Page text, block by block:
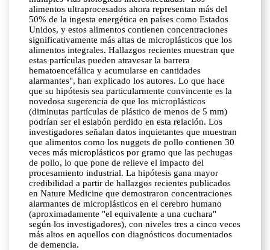
alimentos ultraprocesados ahora representan más del
50% de la ingesta energética en países como Estados
Unidos, y estos alimentos contienen concentraciones
significativamente más altas de microplásticos que los
alimentos integrales. Hallazgos recientes muestran que
estas partículas pueden atravesar la barrera
hematoencefálica y acumularse en cantidades
alarmantes", han explicado los autores. Lo que hace
que su hipótesis sea particularmente convincente es la
novedosa sugerencia de que los microplásticos
(diminutas partículas de plástico de menos de 5 mm)
podrían ser el eslabón perdido en esta relación. Los
investigadores señalan datos inquietantes que muestran
que alimentos como los nuggets de pollo contienen 30
veces más microplásticos por gramo que las pechugas
de pollo, lo que pone de relieve el impacto del
procesamiento industrial. La hipótesis gana mayor
credibilidad a partir de hallazgos recientes publicados
en Nature Medicine que demostraron concentraciones
alarmantes de microplásticos en el cerebro humano
(aproximadamente "el equivalente a una cuchara"
según los investigadores), con niveles tres a cinco veces
más altos en aquellos con diagnósticos documentados
de demencia.